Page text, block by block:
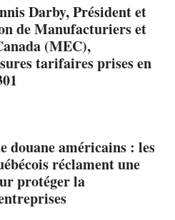
Darby, Président et
de Manufacturiers et
(MEC),
tarifaires prises en
douane américains : les
réclament une
protéger la